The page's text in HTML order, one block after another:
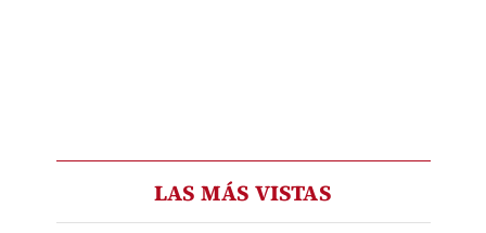
LAS MÁS VISTAS